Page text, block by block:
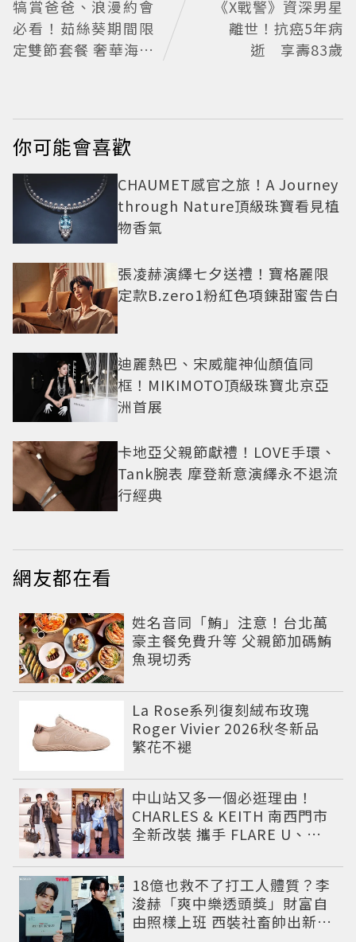
犒賞爸爸、浪漫約會
必看！茹絲葵期間限
定雙節套餐 奢華海陸
《X戰警》資深男星
離世！抗癌5年病
逝 享壽83歲
你可能會喜歡
CHAUMET感官之旅！A Journey
through Nature頂級珠寶看見植
物香氣
張凌赫演繹七夕送禮！寶格麗限
定款B.zero1粉紅色項鍊甜蜜告白
迪麗熱巴、宋威龍神仙顏值同
框！MIKIMOTO頂級珠寶北京亞
洲首展
卡地亞父親節獻禮！LOVE手環、
Tank腕表 摩登新意演繹永不退流
行經典
網友都在看
姓名音同「鮪」注意！台北萬
豪主餐免費升等 父親節加碼鮪
魚現切秀
La Rose系列復刻絨布玫瑰
Roger Vivier 2026秋冬新品
繁花不褪
中山站又多一個必逛理由！
CHARLES & KEITH 南西門市
全新改裝 攜手 FLARE U、程
18億也救不了打工人體質？李
浚赫「爽中樂透頭獎」財富自
由照樣上班 西裝社畜帥出新高